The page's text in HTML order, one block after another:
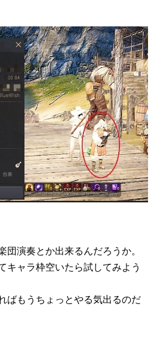
団演奏とか出来るんだろうか。
キャラ枠空いたら試してみよう
ばもうちょっとやる気出るのだ